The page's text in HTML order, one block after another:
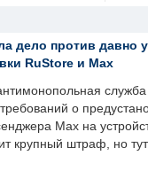
дело против давно
RuStore и Max
о
Max на
крупный штраф, но